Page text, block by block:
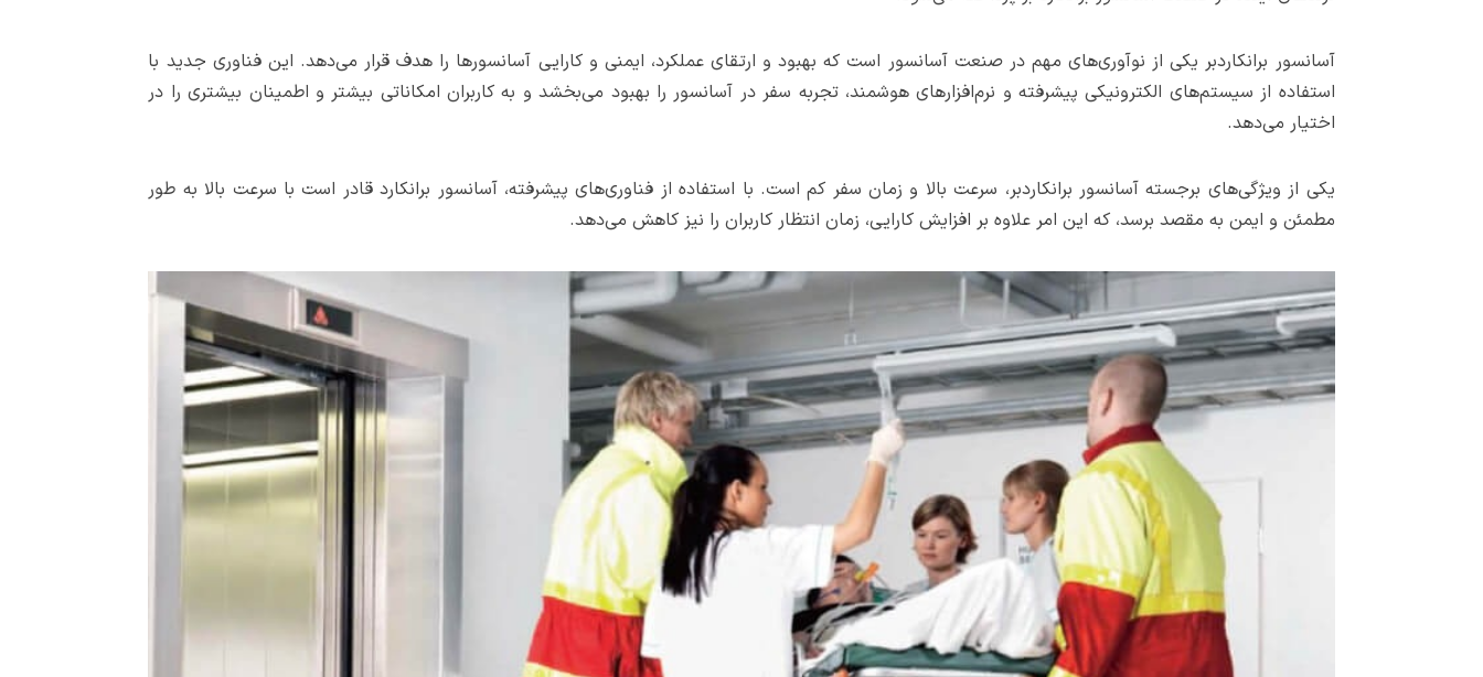
آسانسور برانکاردبر یکی از نوآوری‌های مهم در صنعت آسانسور است که بهبود و ارتقای عملکرد، ایمنی و کارایی آسانسورها را هدف قرار می‌دهد. این فناوری جدید با
استفاده از سیستم‌های الکترونیکی پیشرفته و نرم‌افزارهای هوشمند، تجربه سفر در آسانسور را بهبود می‌بخشد و به کاربران امکاناتی بیشتر و اطمینان بیشتری را در
اختیار می‌دهد.
یکی از ویژگی‌های برجسته آسانسور برانکاردبر، سرعت بالا و زمان سفر کم است. با استفاده از فناوری‌های پیشرفته، آسانسور برانکارد قادر است با سرعت بالا به طور
مطمئن و ایمن به مقصد برسد، که این امر علاوه بر افزایش کارایی، زمان انتظار کاربران را نیز کاهش می‌دهد.